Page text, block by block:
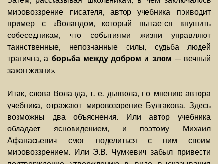
мировоззрение писателя, автор учебника приводит
пример с «Воландом, который пытается внушить
собеседникам, что событиями жизни управляют
таинственные, непознанные силы, судьба людей
трагична, а борьба между добром и злом — вечный
закон жизни».
Итак, слова Воланда, т. е. дьявола, по мнению автора
учебника, отражают мировоззрение Булгакова. Здесь
возможны два объяснения. Или автор учебника
обладает ясновидением, и поэтому Михаил
Афанасьевич смог поделиться с ним своим
мировоззрением. Или Э.В. Чумкевич забыл привести